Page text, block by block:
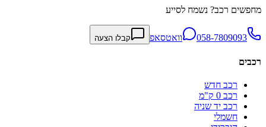
מחפשים רכב? נשמח לסייע
058-7809093 וואטסאפ קבלו הצעה
רכבים
רכב חדש
רכב 0 ק"מ
רכב יד שניה
חשמלי